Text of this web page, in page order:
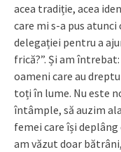
acea tradiție, acea
care mi s-a pus
delegației pentru a
frică?”. Și am
oameni care au
toți în lume. Nu este
întâmple, să auzim
femei care își
am văzut doar